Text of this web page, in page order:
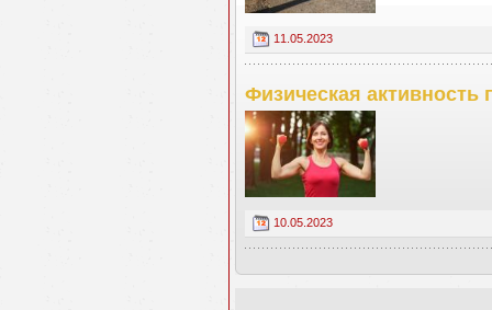
11.05.2023
Физическая активность
10.05.2023